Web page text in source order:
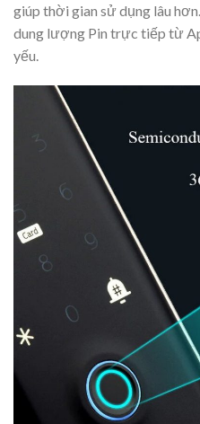
giúp thời gian sử dụng lâu
dung lượng Pin trực tiếp từ
yếu.